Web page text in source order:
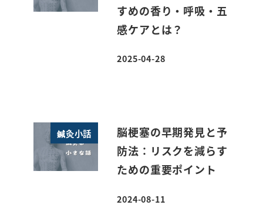
すめの香り・呼吸・五
感ケアとは？
投稿日
2025-04-28
鍼灸小話
脳梗塞の早期発見と予
防法：リスクを減らす
ための重要ポイント
投稿日
2024-08-11